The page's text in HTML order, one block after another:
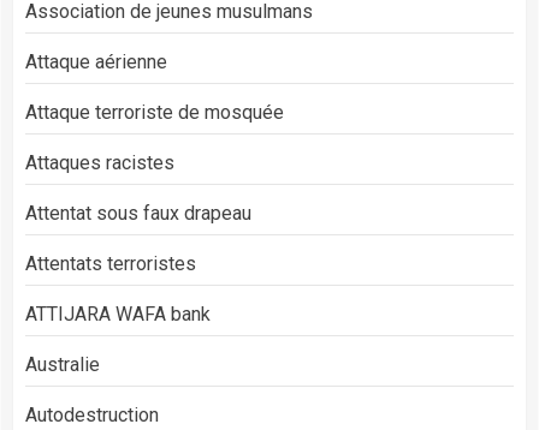
Association de jeunes musulmans
Attaque aérienne
Attaque terroriste de mosquée
Attaques racistes
Attentat sous faux drapeau
Attentats terroristes
ATTIJARA WAFA bank
Australie
Autodestruction